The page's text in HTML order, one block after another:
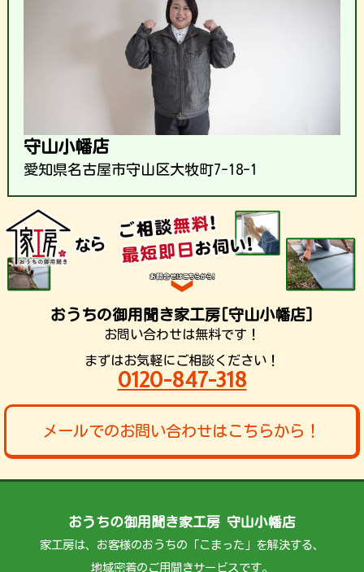
守山小幡店
愛知県名古屋市守山区大牧町7-18-1
おうちの御用聞き家工房[守山小幡店]
お問い合わせは無料です！
まずはお気軽にご相談ください！
0120-847-318
メールでのお問い合わせはこちらから！
おうちの御用聞き家工房 守山小幡店
家工房は、お客様のおうちの「こまった」を解決する、
地域密着のご用聞きサービスです。